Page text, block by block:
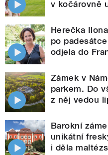
v kočárovně
Herečka
po
odjela do
Zámek v
parkem. Do
z něj vedou
Barokní
unikátní
i děla